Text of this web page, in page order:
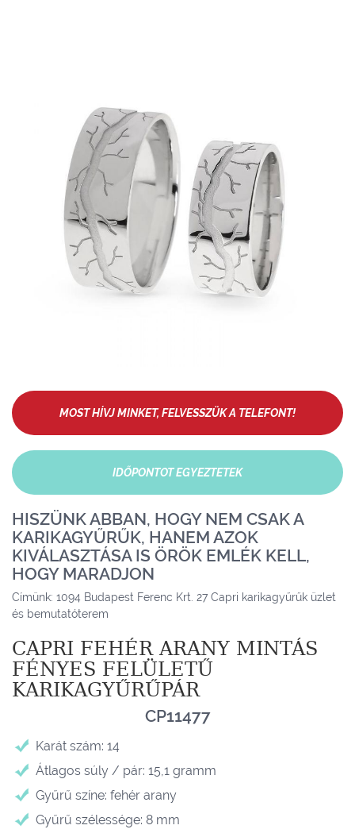
MOST HÍVJ MINKET, FELVESSZÜK A TELEFONT!
IDŐPONTOT EGYEZTETEK
HISZÜNK ABBAN, HOGY NEM CSAK A
KARIKAGYŰRŰK, HANEM AZOK
KIVÁLASZTÁSA IS ÖRÖK EMLÉK KELL,
HOGY MARADJON
Címünk: 1094 Budapest Ferenc Krt. 27 Capri karikagyűrűk üzlet
és bemutatóterem
CAPRI FEHÉR ARANY MINTÁS
FÉNYES FELÜLETŰ
KARIKAGYŰRŰPÁR
CP11477
Karát szám: 14
Átlagos súly / pár: 15,1 gramm
Gyűrű színe: fehér arany
Gyűrű szélessége: 8 mm